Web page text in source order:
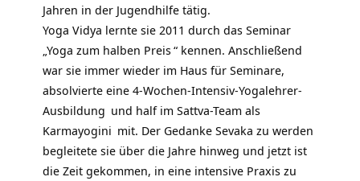
Jahren in der Jugendhilfe tätig.
Yoga Vidya lernte sie 2011 durch das Seminar
Yoga zum halben Preis“ kennen. Anschließend
war sie immer wieder im Haus für Seminare,
absolvierte eine4-Wochen-Intensiv-Yogalehrer-
Ausbildung und half im Sattva-Team als
Karmayogini mit. Der Gedanke Sevaka zu werden
begleitete sie über die Jahre hinweg und jetzt ist
die Zeit gekommen, in eine intensive Praxis zu